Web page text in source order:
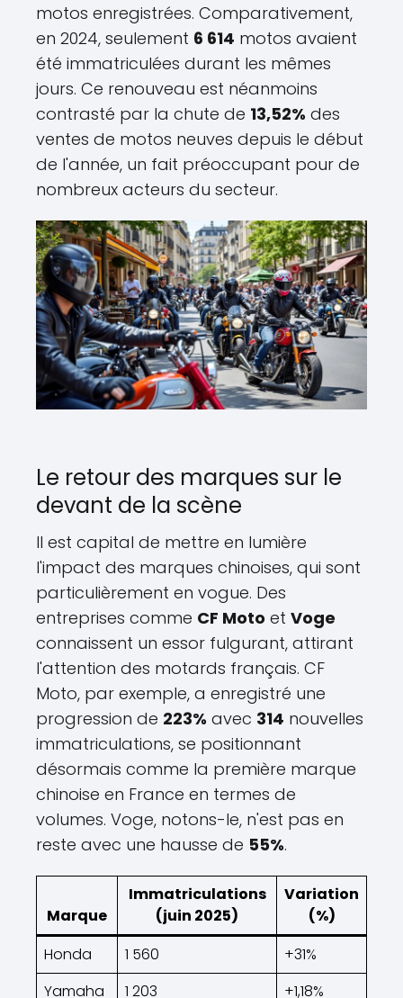
motos enregistrées. Comparativement,
en 2024, seulement 6 614 motos avaient
été immatriculées durant les mêmes
jours. Ce renouveau est néanmoins
contrasté par la chute de 13,52% des
ventes de motos neuves depuis le début
de l'année, un fait préoccupant pour de
nombreux acteurs du secteur.
Le retour des marques sur le
devant de la scène
Il est capital de mettre en lumière
l'impact des marques chinoises, qui sont
particulièrement en vogue. Des
entreprises comme CF Moto et Voge
connaissent un essor fulgurant, attirant
l'attention des motards français. CF
Moto, par exemple, a enregistré une
progression de 223% avec 314 nouvelles
immatriculations, se positionnant
désormais comme la première marque
chinoise en France en termes de
volumes. Voge, notons-le, n'est pas en
reste avec une hausse de 55%.
Marque
Immatriculations
(juin 2025)
Variation
(%)
Honda
1 560
+31%
Yamaha
1 203 +1,18%